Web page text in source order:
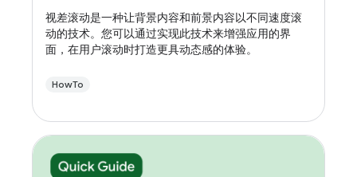
视差滚动是一种让背景内容和前景内容以不同速度滚
动的技术。您可以通过实现此技术来增强应用的界
面，在用户滚动时打造更具动态感的体验。
HowTo